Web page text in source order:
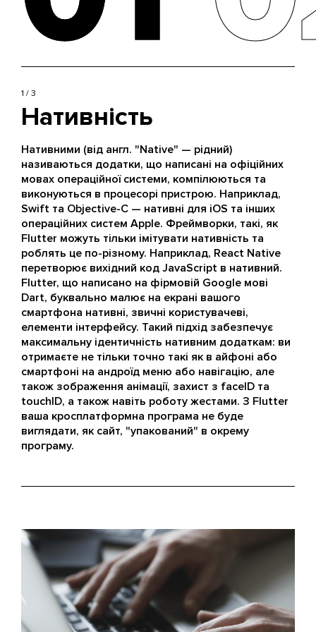
Нативність
1 / 3
Нативними (від англ. "Native" — рідний)
називаються додатки, що написані на офіційних
мовах операційної системи, компілюються та
виконуються в процесорі пристрою. Наприклад,
Swift та Objective-C — нативні для iOS та інших
операційних систем Apple. Фреймворки, такі, як
Flutter можуть тільки імітувати нативність та
роблять це по-різному. Наприклад, React Native
перетворює вихідний код JavaScript в нативний.
Flutter, що написано на фірмовій Google мові
Dart, буквально малює на екрані вашого
смартфона нативні, звичні користувачеві,
елементи інтерфейсу. Такий підхід забезпечує
максимальну ідентичність нативним додаткам: ви
отримаєте не тільки точно такі як в айфоні або
смартфоні на андроїд меню або навігацію, але
також зображення анімації, захист з faceID та
touchID, а також навіть роботу жестами. З Flutter
ваша кросплатформна програма не буде
виглядати, як сайт, "упакований" в окрему
програму.